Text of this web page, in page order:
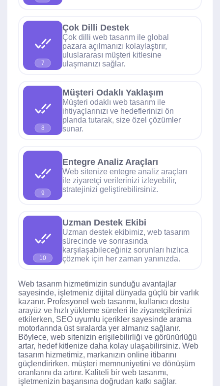
7
Çok Dilli Destek
Çok dilli web tasarım ile global
pazara açılmanızı kolaylaştırır,
uluslararası müşteri kitlesine
ulaşmanızı sağlar.
8
Müşteri Odaklı Yaklaşım
Müşteri odaklı web tasarım ile
ihtiyaçlarınızı ve hedeflerinizi ön
planda tutarak, size özel çözümler
sunar.
9
Entegre Analiz Araçları
Web sitenize entegre analiz araçları
ile ziyaretçi verilerinizi izleyebilir,
stratejinizi geliştirebilirsiniz.
10
Uzman Destek Ekibi
Uzman destek ekibimiz, web tasarım
sürecinde ve sonrasında
karşılaşabileceğiniz sorunları hızlıca
çözmek için her zaman yanınızda.
Web tasarım hizmetimizin sunduğu avantajlar
sayesinde, işletmeniz dijital dünyada güçlü bir varlık
kazanır. Profesyonel web tasarımı, kullanıcı dostu
arayüz ve hızlı yükleme süreleri ile ziyaretçilerinizi
etkilerken, SEO uyumlu içerikler sayesinde arama
motorlarında üst sıralarda yer almanız sağlanır.
Böylece, web sitenizin erişilebilirliği ve görünürlüğü
artar, hedef kitlenize daha kolay ulaşabilirsiniz. Web
tasarım hizmetimiz, markanızın online itibarını
güçlendirirken, müşteri memnuniyetini ve dönüşüm
oranlarını da artırır. Kaliteli bir web tasarımı,
işletmenizin başarısına doğrudan katkı sağlar.